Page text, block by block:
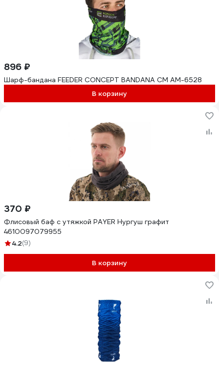
896 ₽
Шарф-бандана FEEDER CONCEPT BANDANA CM AM-6528
В корзину
370 ₽
Флисовый баф с утяжкой PAYER Нургуш графит
4610097079955
4.2(9)
В корзину